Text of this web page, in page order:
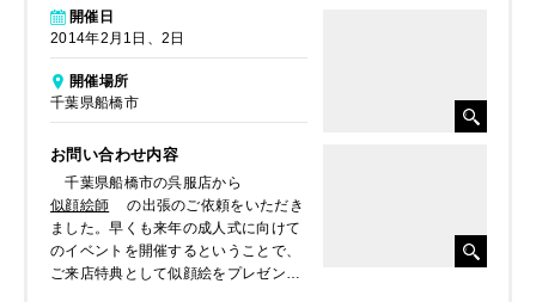
開催日
2014年2月1日、2日
開催場所
千葉県船橋市
お問い合わせ内容
千葉県船橋市の呉服店から
似顔絵師
の出張のご依頼をいただき
ました。早くも来年の成人式に向けて
のイベントを開催するということで、
ご来店特典として似顔絵をプレゼント